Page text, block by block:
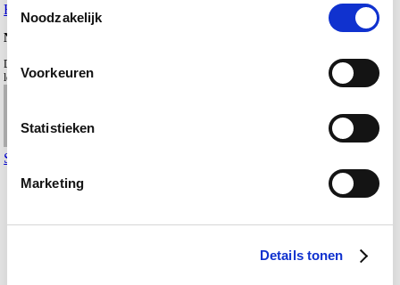
Noodzakelijk
Voorkeuren
Statistieken
Marketing
Details tonen
Horeca NieuwsOntwerp&realisatie
Nova College Hotelschool krijgt nieuwe leeromgeving: Klasse
De middelbare hotelschool van het Nova College in Haarlem heeft zijn
leeromgeving vernieuwd om studenten…
Sandra